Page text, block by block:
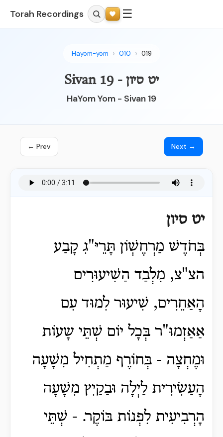
Torah Recordings ☰
Hayom-yom 010 019
יט סיון - Sivan 19
HaYom Yom - Sivan 19
← Prev Next →
יט סיון
בְּחֹדֶשׁ מַרְחֶשְׁוֹן תָּרֵיּ"גִ קָבַע
הצ"צ, מִלְבַד הַשִׁיעוּרִים
הַָאַחֵרִים, שִׁיעוּר לִמוּד עִם
אַאַזְמוּ"ר בְּכָל יוֹם שְׁתֵּי שָעוֹת
וּמֶחְצָה - בְּחוֹרֶף מַתְחִיל מִשָׁעָה
הָעַשִׂירִית לַיְלָה וּבַקַיִץ מִשָׁעָה
הָרְבִיעִית לִפְנוֹת בּוֹקֶר. - שְׁתֵּי